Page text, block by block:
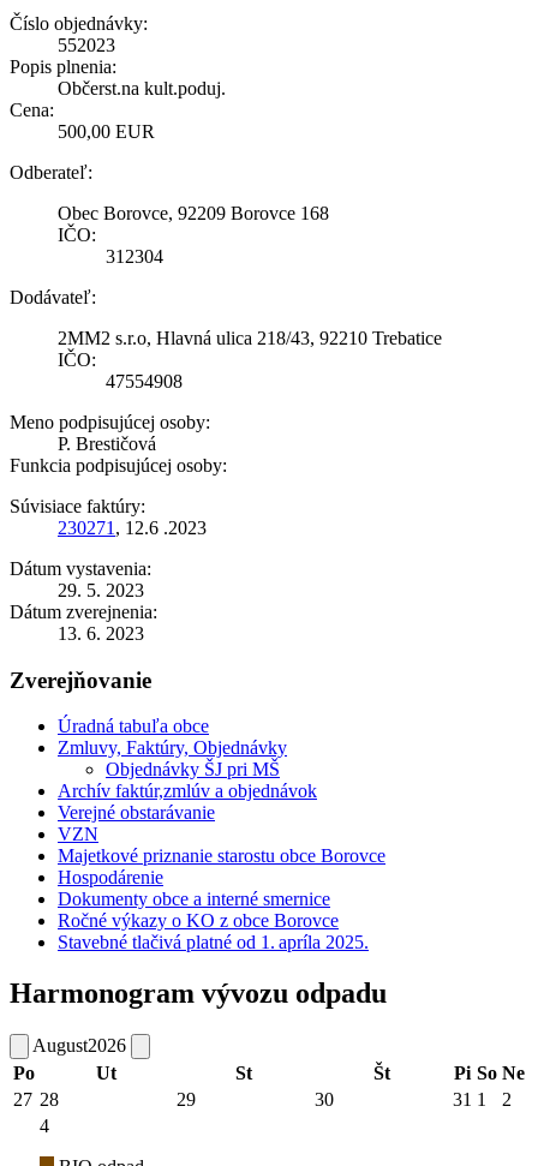
Číslo objednávky:
552023
Popis plnenia:
Občerst.na kult.poduj.
Cena:
500,00 EUR
Odberateľ:
Obec Borovce, 92209 Borovce 168
IČO:
312304
Dodávateľ:
2MM2 s.r.o, Hlavná ulica 218/43, 92210 Trebatice
IČO:
47554908
Meno podpisujúcej osoby:
P. Brestičová
Funkcia podpisujúcej osoby:
Súvisiace faktúry:
230271 , 12.6 .2023
Dátum vystavenia:
29. 5. 2023
Dátum zverejnenia:
13. 6. 2023
Zverejňovanie
Úradná tabuľa obce
Zmluvy, Faktúry, Objednávky
Objednávky ŠJ pri MŠ
Archív faktúr,zmlúv a objednávok
Verejné obstarávanie
VZN
Majetkové priznanie starostu obce Borovce
Hospodárenie
Dokumenty obce a interné smernice
Ročné výkazy o KO z obce Borovce
Stavebné tlačivá platné od 1. apríla 2025.
Harmonogram vývozu odpadu
August2026
Po
Ut St Št Pi So Ne
27 28 29 30 31 1
2
4